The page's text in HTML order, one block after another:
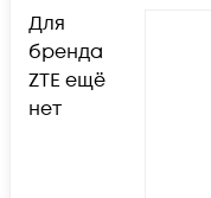
Для
бренда
ZTE ещё
нет